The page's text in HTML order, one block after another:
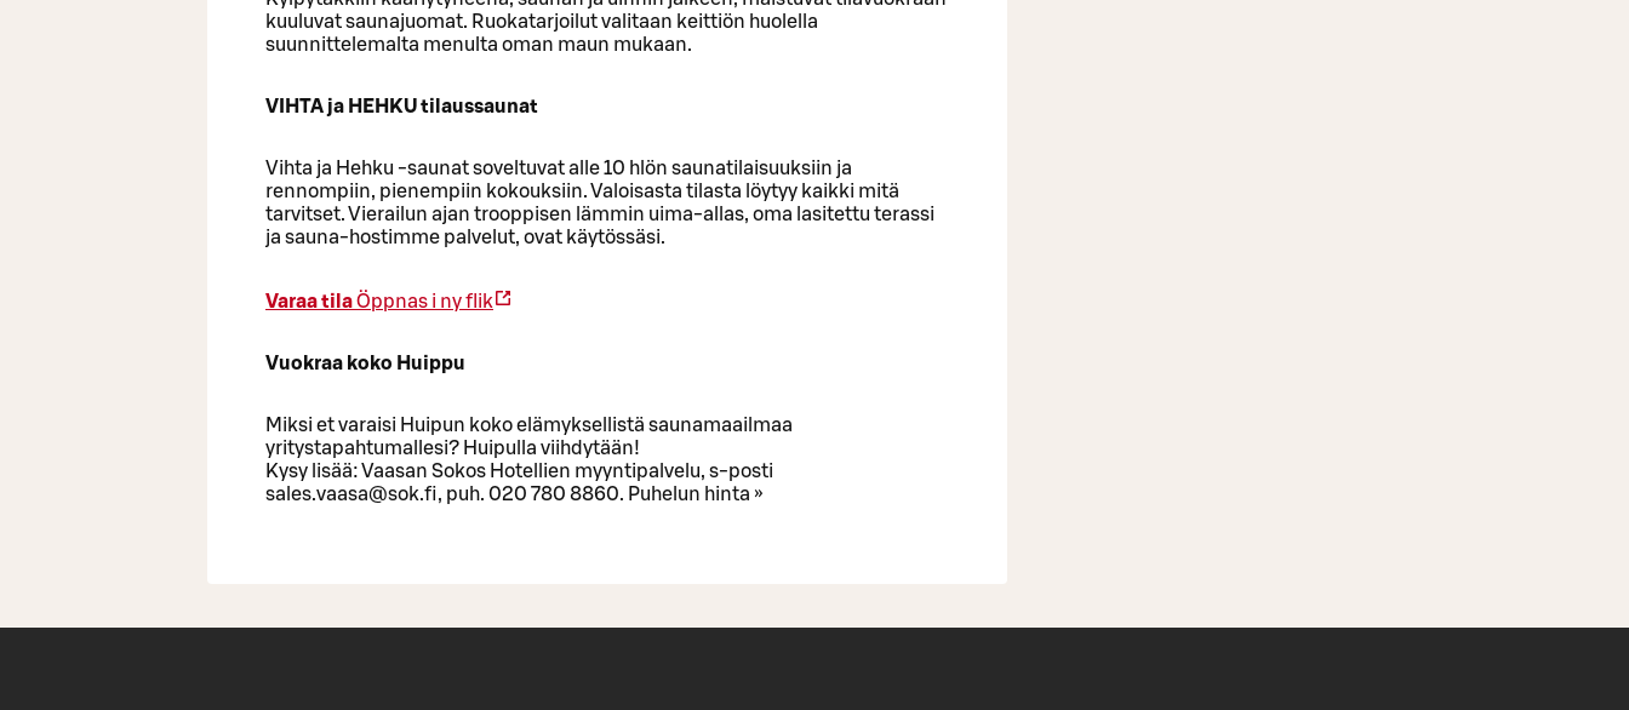
kuuluvat saunajuomat. Ruokatarjoilut valitaan keittiön huolella
suunnittelemalta menulta oman maun mukaan.
VIHTA ja HEHKU tilaussaunat
Vihta ja Hehku -saunat soveltuvat alle 10 hlön saunatilaisuuksiin ja
rennompiin, pienempiin kokouksiin. Valoisasta tilasta löytyy kaikki mitä
tarvitset. Vierailun ajan trooppisen lämmin uima-allas, oma lasitettu terassi
ja sauna-hostimme palvelut, ovat käytössäsi.
Varaa tilaÖppnas i ny flik
Vuokraa koko Huippu
Miksi et varaisi Huipun koko elämyksellistä saunamaailmaa
yritystapahtumallesi? Huipulla viihdytään!
Kysy lisää: Vaasan Sokos Hotellien myyntipalvelu, s-posti
sales.vaasa@sok.fi, puh. 020 780 8860. Puhelun hinta »